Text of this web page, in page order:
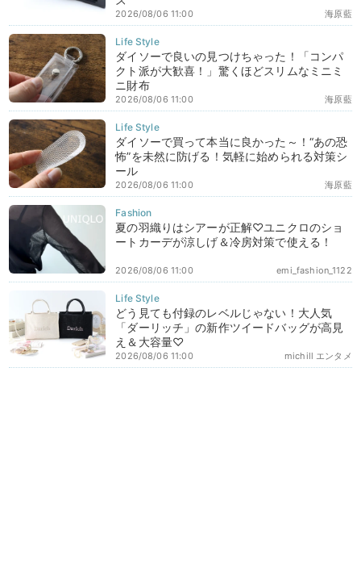
海原藍
2026/08/06 11:00
ダイソーで良いの見つけちゃった！「コンパ
クト派が大歓喜！」驚くほどスリムなミニミ
ニ財布
海原藍
2026/08/06 11:00
ダイソーで買って本当に良かった～！“あの恐
怖”を未然に防げる！気軽に始められる対策シ
ール
海原藍
2026/08/06 11:00
夏の羽織りはシアーが正解♡ユニクロのショ
ートカーデが涼しげ＆冷房対策で使える！
emi_fashion_1122
2026/08/06 11:00
どう見ても付録のレベルじゃない！大人気
「ダーリッチ」の新作ツイードバッグが高見
え＆大容量♡
michill エンタメ
2026/08/06 11:00